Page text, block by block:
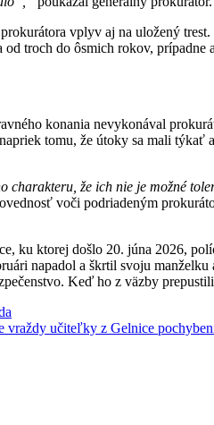
vplyv aj na uložený
troch do ôsmich rokov,
konania nevykonával
tomu, že útoky sa mali
charakteru, že ich nie je možné
voči podriadeným
ku ktorej došlo 20. júna 2026,
napadol a škrtil svoju
Keď ho z väzby
vraždy učiteľky z Gelnice